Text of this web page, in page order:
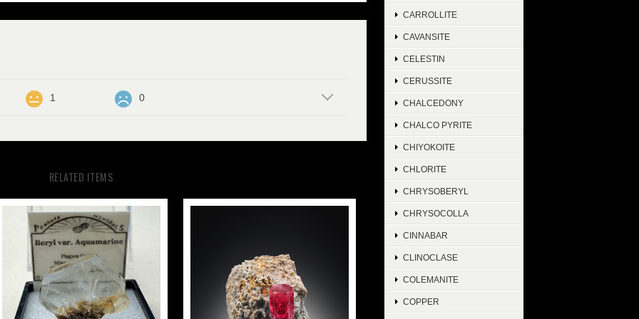
1 0
RELATED ITEMS
CARROLLITE
CAVANSITE
CELESTIN
CERUSSITE
CHALCEDONY
CHALCO PYRITE
CHIYOKOITE
CHLORITE
CHRYSOBERYL
CHRYSOCOLLA
CINNABAR
CLINOCLASE
COLEMANITE
COPPER